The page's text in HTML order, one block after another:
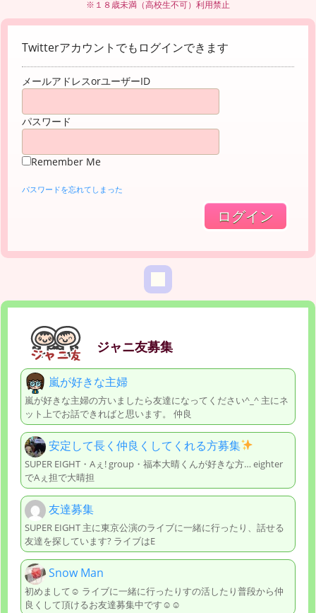
※１８歳未満（高校生不可）利用禁止
Twitterアカウントでもログインできます
メールアドレスorユーザーID
パスワード
Remember Me
パスワードを忘れてしまった
ジャニ友募集
嵐が好きな主婦
嵐が好きな主婦の方いましたら友達になってください^_^ 主にネ
ット上でお話できればと思います。 仲良
安定して長く仲良くしてくれる方募集
SUPER EIGHT・Aぇ! group・福本大晴くんが好きな方… eighter
でAぇ担で大晴担
友達募集
SUPER EIGHT 主に東京公演のライブに一緒に行ったり、話せる
友達を探しています? ライブはE
Snow Man
初めまして☺︎ ライブに一緒に行ったりすの活したり普段から仲
良くして頂けるお友達募集中です☺︎☺︎